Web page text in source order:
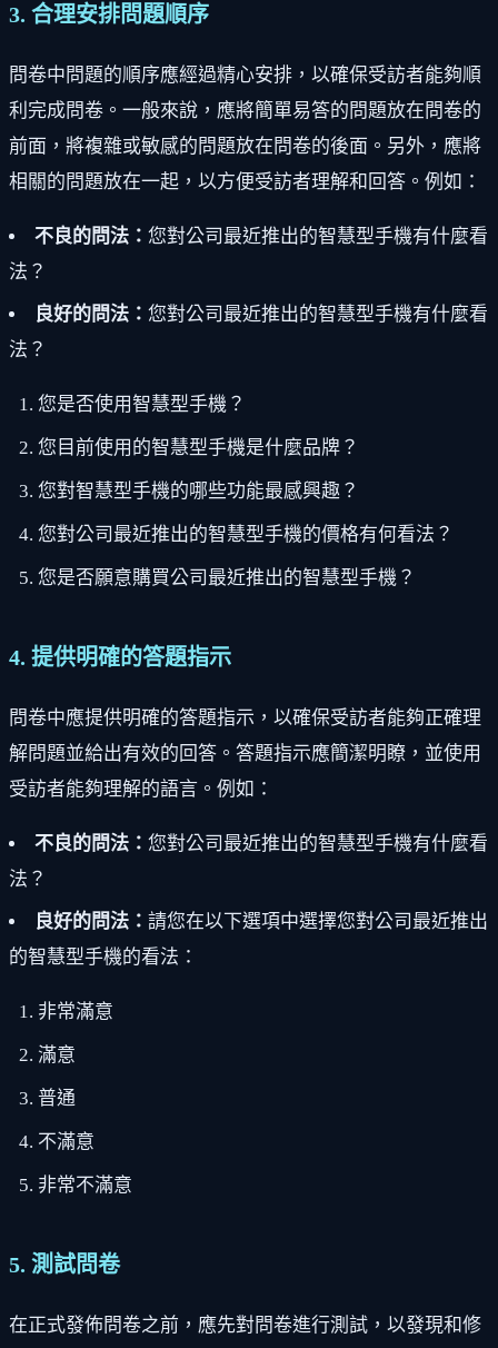
3. 合理安排問題順序
問卷中問題的順序應經過精心安排，以確保受訪者能夠順
利完成問卷。一般來說，應將簡單易答的問題放在問卷的
前面，將複雜或敏感的問題放在問卷的後面。另外，應將
相關的問題放在一起，以方便受訪者理解和回答。例如：
不良的問法： 您對公司最近推出的智慧型手機有什麼看
法？
良好的問法： 您對公司最近推出的智慧型手機有什麼看
法？
您是否使用智慧型手機？
您目前使用的智慧型手機是什麼品牌？
您對智慧型手機的哪些功能最感興趣？
您對公司最近推出的智慧型手機的價格有何看法？
您是否願意購買公司最近推出的智慧型手機？
4. 提供明確的答題指示
問卷中應提供明確的答題指示，以確保受訪者能夠正確理
解問題並給出有效的回答。答題指示應簡潔明瞭，並使用
受訪者能夠理解的語言。例如：
不良的問法： 您對公司最近推出的智慧型手機有什麼看
法？
良好的問法： 請您在以下選項中選擇您對公司最近推出
的智慧型手機的看法：
非常滿意
滿意
普通
不滿意
非常不滿意
5. 測試問卷
在正式發佈問卷之前，應先對問卷進行測試，以發現和修